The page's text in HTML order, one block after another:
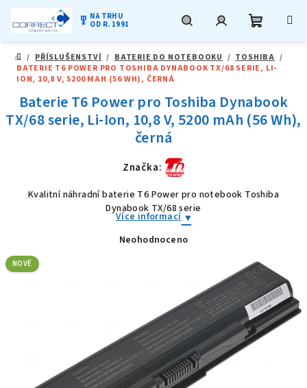
obsah
military_tech NA TRHU
OD R. 1991
DOMŮ
/ PŘÍSLUŠENSTVÍ / BATERIE DO NOTEBOOKU / TOSHIBA /
BATERIE T6 POWER PRO TOSHIBA DYNABOOK TX/68 SERIE, LI-
ION, 10,8 V, 5200 MAH (56 WH), ČERNÁ
Baterie T6 Power pro Toshiba Dynabook
TX/68 serie, Li-Ion, 10,8 V, 5200 mAh (56 Wh),
černá
Značka:
Kvalitní náhradní baterie T6 Power pro notebook Toshiba
Dynabook TX/68 serie
Více informací
Průměrné
hvězdiček.
Neohodnoceno
NOVÉ